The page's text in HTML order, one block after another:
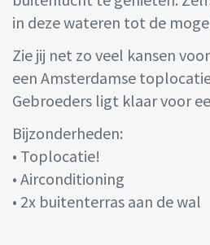
in deze wateren tot de
Zie jij net zo veel kansen
een Amsterdamse
Gebroeders ligt klaar voor
Bijzonderheden:
• Toplocatie!
• Airconditioning
• 2x buitenterras aan de wal